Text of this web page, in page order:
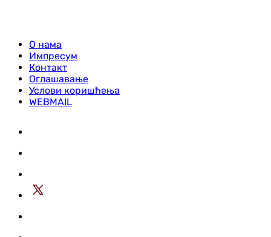
О нама
Импресум
Контакт
Оглашавање
Услови коришћења
WEBMAIL